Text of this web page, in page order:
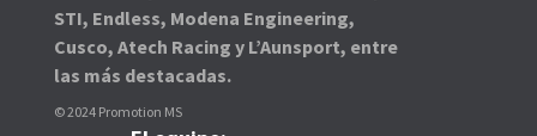
STI, Endless, Modena Engineering,
Cusco, Atech Racing y L’Aunsport, entre
las más destacadas.
© 2024 Promotion MS